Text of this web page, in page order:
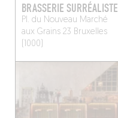
BRASSERIE SURRÉALISTE
Pl. du Nouveau Marché
aux Grains 23 Bruxelles
(1000)